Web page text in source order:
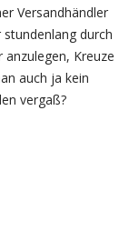
Versandhändler
durch
Kreuze
auch ja kein
vergaß?